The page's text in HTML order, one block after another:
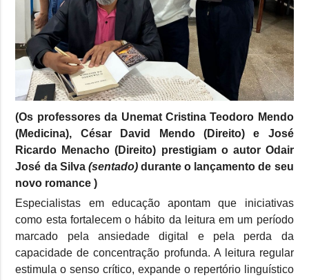
(Os professores da Unemat Cristina Teodoro Mendo
(Medicina), César David Mendo (Direito) e José
Ricardo Menacho (Direito) prestigiam o autor Odair
José da Silva (sentado)durante o lançamento de seu
novo romance )
Especialistas em educação apontam que iniciativas
como esta fortalecem o hábito da leitura em um período
marcado pela ansiedade digital e pela perda da
capacidade de concentração profunda. A leitura regular
estimula o senso crítico, expande o repertório linguístico